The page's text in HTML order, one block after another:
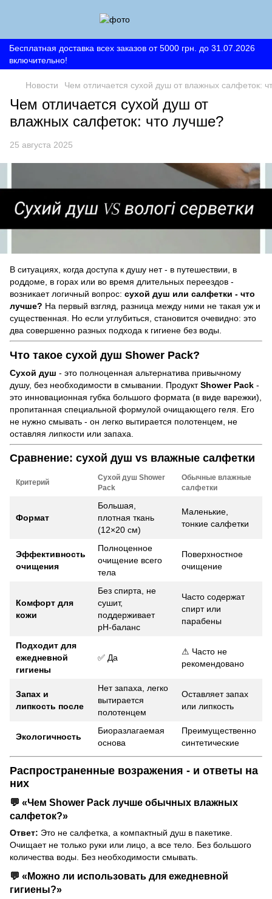
Бесплатная доставка всех заказов от 5000 грн. до 31.07.2026
включительно!
Новости Чем отличается сухой душ от влажных салфеток:
Чем отличается сухой душ от
влажных салфеток: что лучше?
25 августа 2025
В ситуациях, когда доступа к душу нет - в путешествии, в
роддоме, в горах или во время длительных переездов -
возникает логичный вопрос: сухой душ или салфетки - что
лучше? На первый взгляд, разница между ними не такая уж и
существенная. Но если углубиться, становится очевидно: это
два совершенно разных подхода к гигиене без воды.
Что такое сухой душ Shower Pack?
Сухой душ - это полноценная альтернатива привычному
душу, без необходимости в смывании. ПродуктShower Pack -
это инновационная губка большого формата (в виде варежки),
пропитанная специальной формулой очищающего геля. Его
не нужно смывать - он легко вытирается полотенцем, не
оставляя липкости или запаха.
Сравнение: сухой душ vs влажные салфетки
Критерий
Сухой душ Shower
Pack
Обычные влажные
салфетки
Формат
Большая,
плотная ткань
(12×20 см)
Маленькие,
тонкие салфетки
Эффективность
очищения
Полноценное
очищение всего
тела
Поверхностное
очищение
Комфорт для
кожи
Без спирта, не
сушит,
поддерживает
pH-баланс
Часто содержат
спирт или
парабены
Подходит для
ежедневной
гигиены
✅ Да
⚠ Часто не
рекомендовано
Запах и
липкость после
Нет запаха, легко
вытирается
полотенцем
Оставляет запах
или липкость
Экологичность
Биоразлагаемая
основа
Преимущественно
синтетические
Распространенные возражения - и ответы на
них
💬 «Чем Shower Pack лучше обычных влажных
салфеток?»
Ответ: Это не салфетка, а компактный душ в пакетике.
Очищает не только руки или лицо, а все тело. Без большого
количества воды. Без необходимости смывать.
💬 «Можно ли использовать для ежедневной
гигиены?»